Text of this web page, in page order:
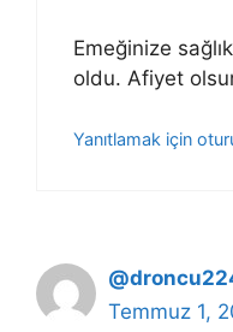
Emeğinize
oldu. Afiyet
Yanıtlamak için
Temmuz 1,